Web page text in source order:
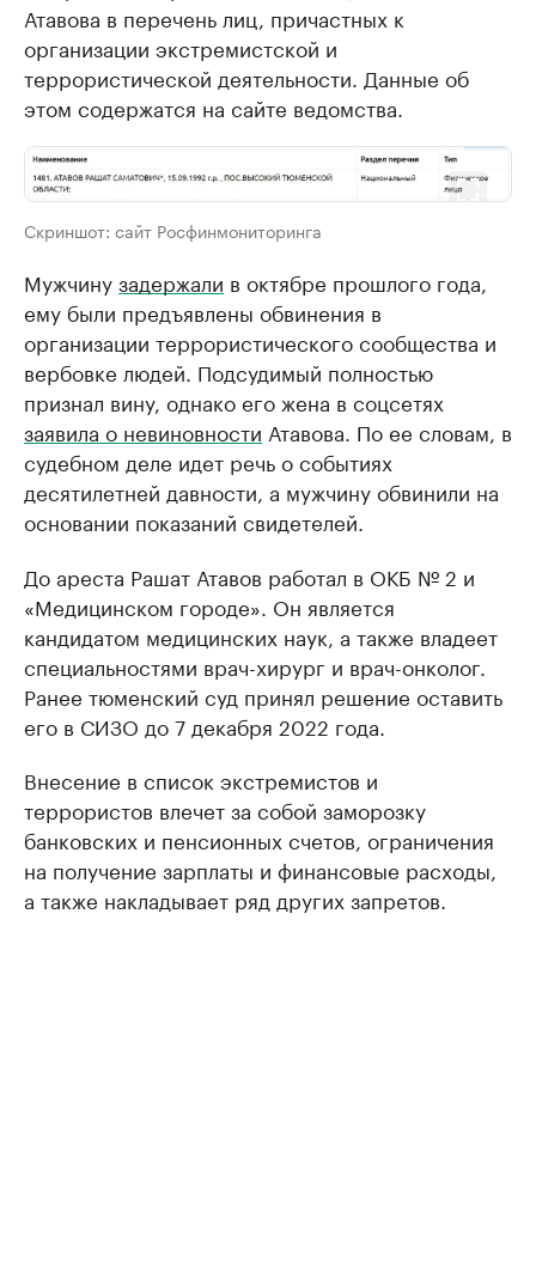
Атавова в перечень лиц, причастных к
организации экстремистской и
террористической деятельности. Данные об
этом содержатся на сайте ведомства.
Скриншот: сайт Росфинмониторинга
Мужчинузадержали в октябре прошлого года,
ему были предъявлены обвинения в
организации террористического сообщества и
вербовке людей. Подсудимый полностью
признал вину, однако его жена в соцсетях
заявила о невиновности Атавова. По ее словам, в
судебном деле идет речь о событиях
десятилетней давности, а мужчину обвинили на
основании показаний свидетелей.
До ареста Рашат Атавов работал в ОКБ № 2 и
«Медицинском городе». Он является
кандидатом медицинских наук, а также владеет
специальностями врач-хирург и врач-онколог.
Ранее тюменский суд принял решение оставить
его в СИЗО до 7 декабря 2022 года.
Внесение в список экстремистов и
террористов влечет за собой заморозку
банковских и пенсионных счетов, ограничения
на получение зарплаты и финансовые расходы,
а также накладывает ряд других запретов.